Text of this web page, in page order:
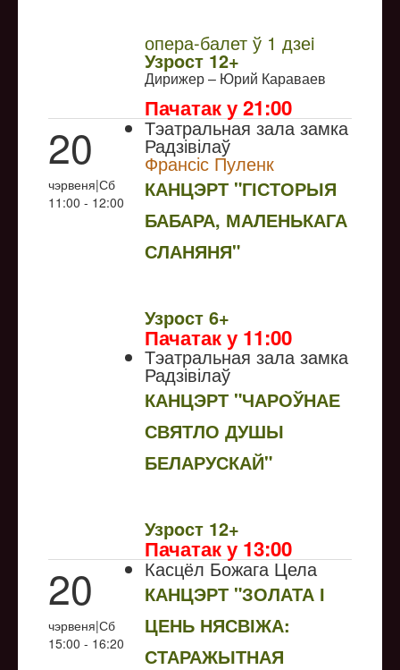
опера-балет ў 1 дзеi
Узрoст 12+
Дирижер – Юрий Караваев
Пачатак у 21:00
20
чэрвеня|Сб
11:00 - 12:00
Тэатральная зала замка
Радзівілаў
Франсіс Пуленк
КАНЦЭРТ "ГІСТОРЫЯ
БАБАРА, МАЛЕНЬКАГА
СЛАНЯНЯ"
Узрoст 6+
Пачатак у 11:00
Тэатральная зала замка
Радзівілаў
КАНЦЭРТ "ЧАРОЎНАЕ
СВЯТЛО ДУШЫ
БЕЛАРУСКАЙ"
Узрoст 12+
Пачатак у 13:00
20
чэрвеня|Сб
15:00 - 16:20
Касцёл Божага Цела
КАНЦЭРТ "ЗОЛАТА І
ЦЕНЬ НЯСВІЖА:
СТАРАЖЫТНАЯ